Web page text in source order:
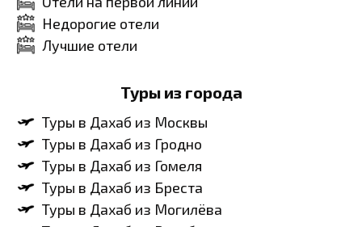
Недорогие отели
Лучшие отели
Туры из города
Туры в Дахаб из Москвы
Туры в Дахаб из Гродно
Туры в Дахаб из Гомеля
Туры в Дахаб из Бреста
Туры в Дахаб из Могилёва